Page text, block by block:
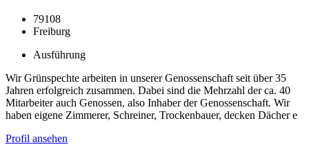
79108
Freiburg
Ausführung
Wir Grünspechte arbeiten in unserer Genossenschaft seit über 35
Jahren erfolgreich zusammen. Dabei sind die Mehrzahl der ca. 40
Mitarbeiter auch Genossen, also Inhaber der Genossenschaft. Wir
haben eigene Zimmerer, Schreiner, Trockenbauer, decken Dächer e
Profil ansehen